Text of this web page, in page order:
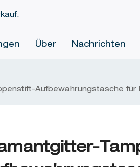
Über Nachrichten
Aufbewahrungstasche für